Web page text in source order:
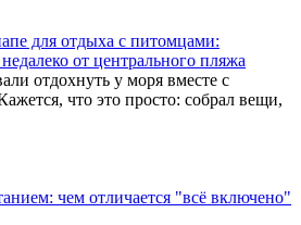
для отдыха с питомцами:
от центрального пляжа
отдохнуть у моря вместе с
что это просто: собрал вещи,
чем отличается "всё включено"